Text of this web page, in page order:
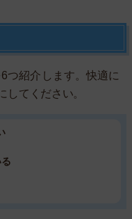
つ紹介します。快適に
してください。